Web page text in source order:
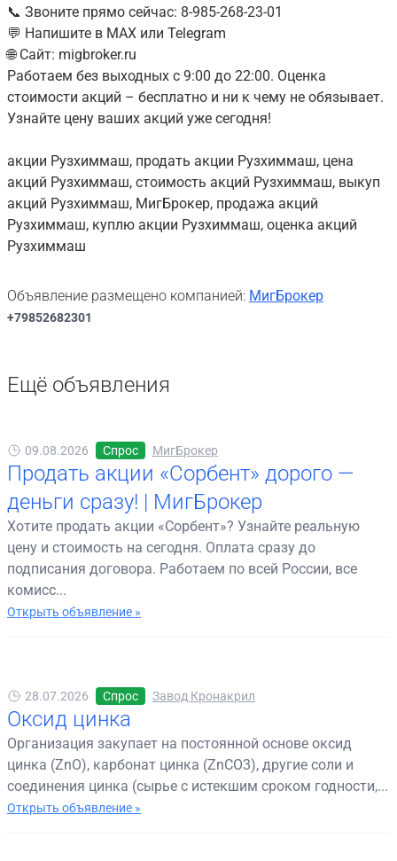
📞 Звоните прямо сейчас: 8-985-268-23-01
💬 Напишите в MAX или Telegram
🌐 Сайт: migbroker.ru
Работаем без выходных с 9:00 до 22:00. Оценка
стоимости акций – бесплатно и ни к чему не обязывает.
Узнайте цену ваших акций уже сегодня!
акции Рузхиммаш, продать акции Рузхиммаш, цена
акций Рузхиммаш, стоимость акций Рузхиммаш, выкуп
акций Рузхиммаш, МигБрокер, продажа акций
Рузхиммаш, куплю акции Рузхиммаш, оценка акций
Рузхиммаш
Объявление размещено компанией: МигБрокер
+79852682301
Ещё объявления
09.08.2026 Спрос МигБрокер
Продать акции «Сорбент» дорого —
деньги сразу! | МигБрокер
Хотите продать акции «Сорбент»? Узнайте реальную
цену и стоимость на сегодня. Оплата сразу до
подписания договора. Работаем по всей России, все
комисс...
Открыть объявление »
28.07.2026 Спрос Завод Кронакрил
Оксид цинка
Организация закупает на постоянной основе оксид
цинка (ZnO), карбонат цинка (ZnCO3), другие соли и
соединения цинка (сырье с истекшим сроком годности,...
Открыть объявление »